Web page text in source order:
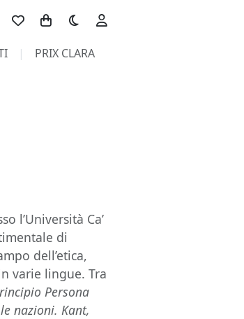
Toggle theme
PRIX CLARA
l’Università Ca’
di
dell’etica,
varie lingue. Tra
Persona
nazioni. Kant,